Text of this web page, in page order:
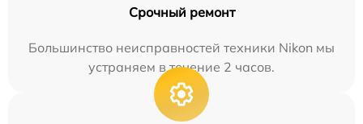
Срочный ремонт
Большинство неисправностей техники Nikon мы
устраняем в течение 2 часов.